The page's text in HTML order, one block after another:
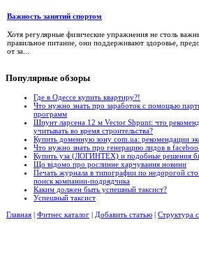
Важность занятий спортом
Хотя регулярные физические упражнения не столь
правильное питание, они поддерживают здоровье,
от за...
Популярные обзоры
Где в Одессе купить квартиру?!
Что нужно знать про заработок с помощью
программ
Шпунт ларсена 12 м Vector Shpunt: что
учитывать во время строительства?
Купить доменную зону com.ua: рекомендации
Что нужно знать про генерацию лидов в
Купить уза (ЛОГИНТЕХ) и подобные решения
Що відомо про рослинне харчування новини
Печать журнала в типографии по недорогой
поиск компании-подрядчика
Каким должен быть успешный таксист?
Успешный таксист
Главная | Фитнес каталог | Добавить статью | Структура